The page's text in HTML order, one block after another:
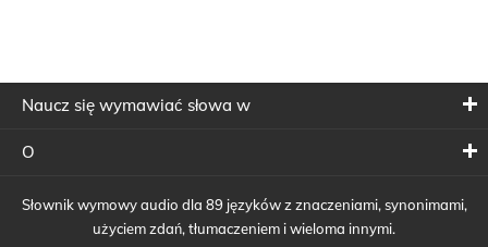
Naucz się wymawiać słowa w
O
Słownik wymowy audio dla 89 języków z znaczeniami, synonimami,
użyciem zdań, tłumaczeniem i wieloma innymi.